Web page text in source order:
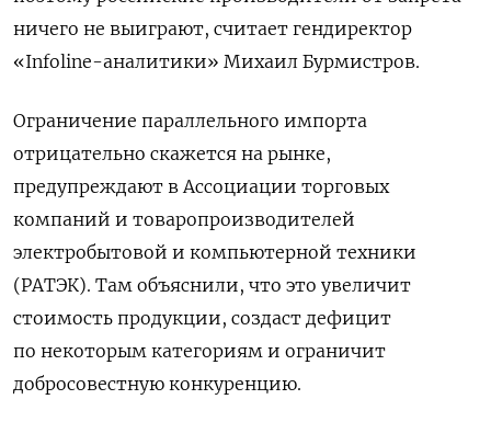
ничего не выиграют, считает гендиректор
«Infoline-аналитики» Михаил Бурмистров.
Ограничение параллельного импорта
отрицательно скажется на рынке,
предупреждают в Ассоциации торговых
компаний и товаропроизводителей
электробытовой и компьютерной техники
(РАТЭК). Там объяснили, что это увеличит
стоимость продукции, создаст дефицит
по некоторым категориям и ограничит
добросовестную конкуренцию.